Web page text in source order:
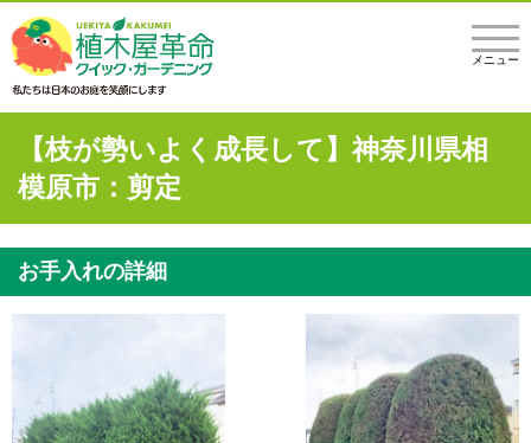
メニュー
【枝が勢いよく成長して】神奈川県相
模原市：剪定
お手入れの詳細